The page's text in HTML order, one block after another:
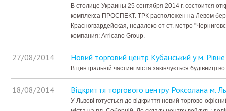
В столице Украины 25 сентября 2014 г. состоится
комплекса ПРОСПЕКТ. ТРК расположен на Левом
Красногвардейская, недалеко от ст. метро
компания: Arricano Group.
27/08/2014 Новий торговий центр Кубанський у м. Рівне
В центральній частині міста закінчується
18/08/2014 Відкриття торгового центру Роксолана м.
У Львові готується до відкриття новий торгово-